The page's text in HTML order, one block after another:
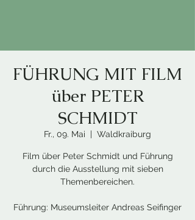
FÜHRUNG MIT FILM
über PETER
SCHMIDT
Fr., 09. Mai
  |
Waldkraiburg
Film über Peter Schmidt und Führung
durch die Ausstellung mit sieben
Themenbereichen.
Führung: Museumsleiter Andreas Seifinger